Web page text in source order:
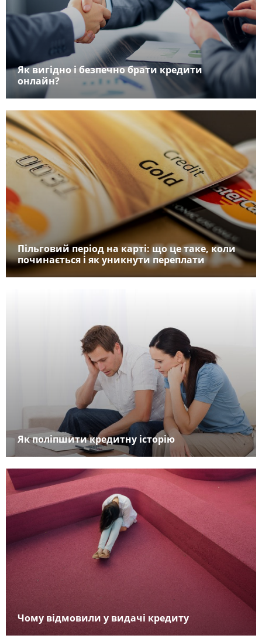
Як вигідно і безпечно брати кредити
онлайн?
Пільговий період на карті: що це таке, коли
починається і як уникнути переплати
Як поліпшити кредитну історію
Чому відмовили у видачі кредиту